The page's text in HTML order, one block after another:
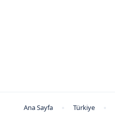
Ana Sayfa Türkiye